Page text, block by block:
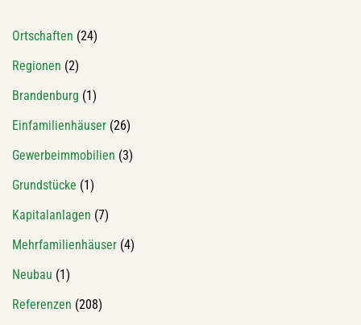
Ortschaften (24)
Regionen (2)
Brandenburg (1)
Einfamilienhäuser (26)
Gewerbeimmobilien (3)
Grundstücke (1)
Kapitalanlagen (7)
Mehrfamilienhäuser (4)
Neubau (1)
Referenzen (208)